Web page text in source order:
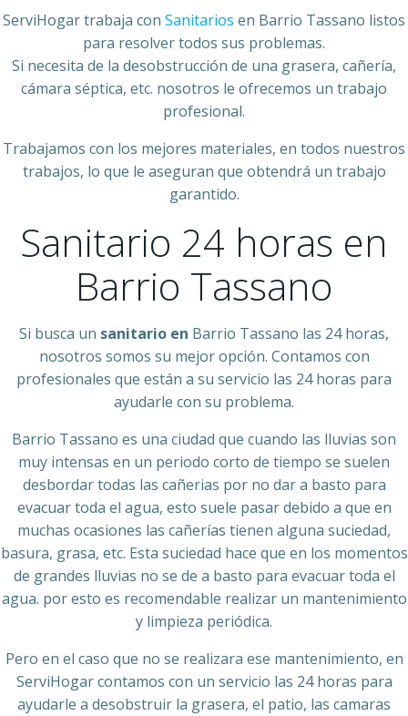
ServiHogar trabaja con Sanitarios en Barrio Tassano listos
para resolver todos sus problemas.
Si necesita de la desobstrucción de una grasera, cañería,
cámara séptica, etc. nosotros le ofrecemos un trabajo
profesional.
Trabajamos con los mejores materiales, en todos nuestros
trabajos, lo que le aseguran que obtendrá un trabajo
garantido.
Sanitario 24 horas en
Barrio Tassano
Si busca un sanitario en Barrio Tassano las 24 horas,
nosotros somos su mejor opción. Contamos con
profesionales que están a su servicio las 24 horas para
ayudarle con su problema.
Barrio Tassano es una ciudad que cuando las lluvias son
muy intensas en un periodo corto de tiempo se suelen
desbordar todas las cañerias por no dar a basto para
evacuar toda el agua, esto suele pasar debido a que en
muchas ocasiones las cañerías tienen alguna suciedad,
basura, grasa, etc. Esta suciedad hace que en los momentos
de grandes lluvias no se de a basto para evacuar toda el
agua. por esto es recomendable realizar un mantenimiento
y limpieza periódica.
Pero en el caso que no se realizara ese mantenimiento, en
ServiHogar contamos con un servicio las 24 horas para
ayudarle a desobstruir la grasera, el patio, las camaras